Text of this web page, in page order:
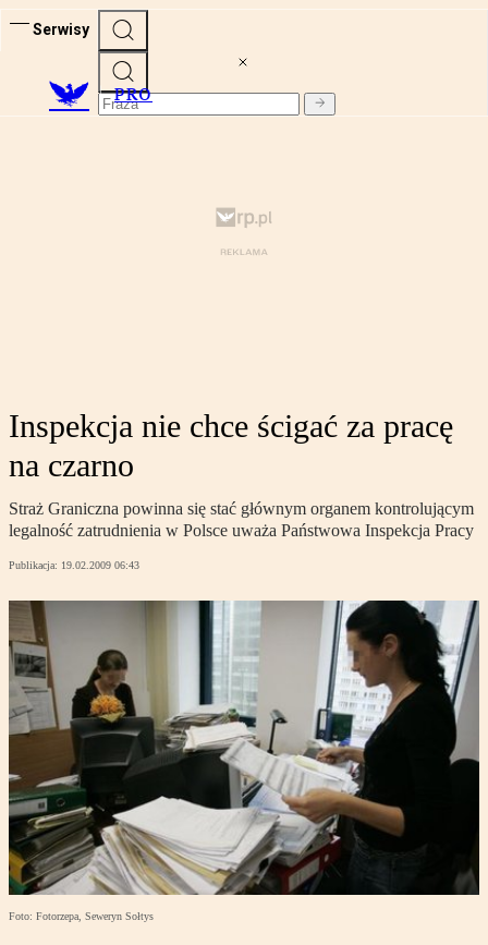
Serwisy
PRO
Inspekcja nie chce ścigać za pracę
na czarno
Straż Graniczna powinna się stać głównym organem kontrolującym
legalność zatrudnienia w Polsce uważa Państwowa Inspekcja Pracy
Publikacja: 19.02.2009 06:43
Foto: Fotorzepa, Seweryn Sołtys